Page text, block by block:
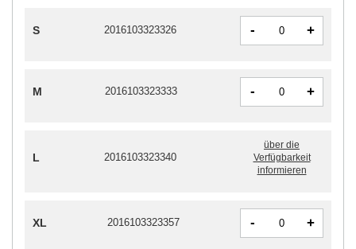
S 2016103323326 - +
M 2016103323333 - +
L 2016103323340
über die
Verfügbarkeit
informieren
XL 2016103323357 - +